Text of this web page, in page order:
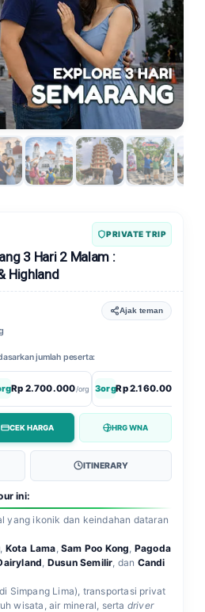
PRIVATE TRIP
3 Hari 2 Malam :
Highland
Ajak teman
jumlah peserta:
Rp 2.700.000/org 3orgRp 2.160.000
CEK HARGA HRG WNA
ITINERARY
ini:
yang ikonik dan keindahan dataran
Kota Lama Sam Poo Kong Pagoda
Dusun Semilir , dan Candi
Simpang Lima), transportasi privat
wisata, air mineral, serta driver